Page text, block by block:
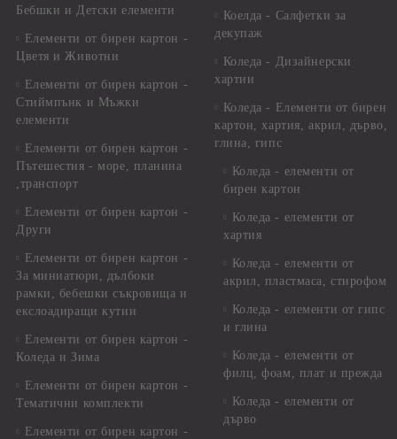
Бебшки и Детски елементи
Елементи от бирен картон -
Цветя и Животни
Елементи от бирен картон -
Стиймпънк и Мъжки
елементи
Елементи от бирен картон -
Пътешестия - море, планина
,транспорт
Елементи от бирен картон -
Други
Елементи от бирен картон -
За миниатюри, дълбоки
рамки, бебешки съкровища и
екслоадиращи кутии
Елементи от бирен картон -
Коледа и Зима
Елементи от бирен картон -
Тематични комплекти
Елементи от бирен картон -
Коелда - Салфетки за
декупаж
Коледа - Дизайнерски
хартии
Коледа - Eлементи от бирен
картон, хартия, акрил, дърво,
глина, гипс
Коледа - елементи от
бирен картон
Коледа - елементи от
хартия
Коледа - елементи от
акрил, пластмаса, стирофом
Коледа - елементи от гипс
и глина
Коледа - елементи от
филц, фоам, плат и прежда
Коледа - елементи от
дърво